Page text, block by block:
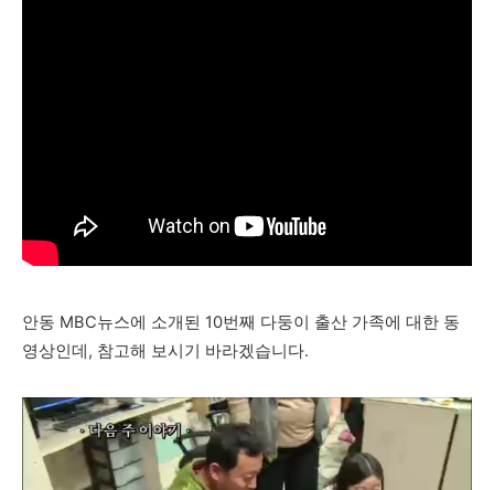
안동 MBC뉴스에 소개된 10번째 다둥이 출산 가족에 대한 동
영상인데, 참고해 보시기 바라겠습니다.